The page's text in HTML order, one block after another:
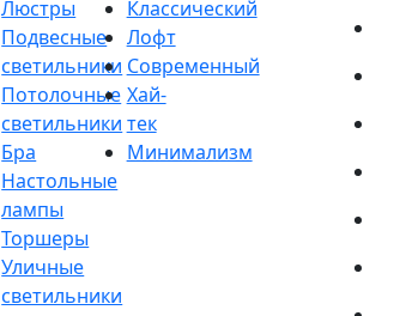
Люстры
Подвесные
светильники
Потолочные
светильники
Бра
Настольные
лампы
Торшеры
Уличные
светильники